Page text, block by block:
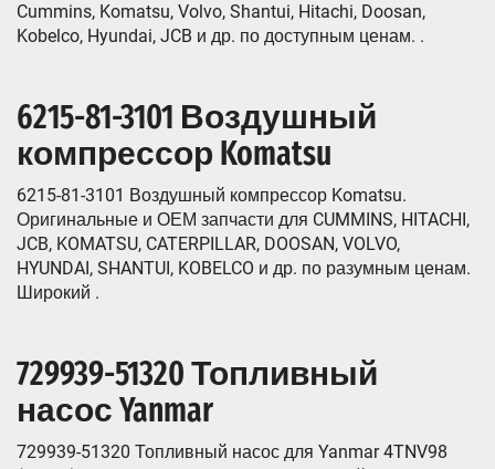
Cummins, Komatsu, Volvo, Shantui, Hitachi, Doosan,
Kobelco, Hyundai, JCB и др. по доступным ценам. .
6215-81-3101 Воздушный
компрессор Komatsu
6215-81-3101 Воздушный компрессор Komatsu.
Оригинальные и ОЕМ запчасти для CUMMINS, HITACHI,
JCB, KOMATSU, CATERPILLAR, DOOSAN, VOLVO,
HYUNDAI, SHANTUI, KOBELCO и др. по разумным ценам.
Широкий .
729939-51320 Топливный
насос Yanmar
729939-51320 Топливный насос для Yanmar 4TNV98